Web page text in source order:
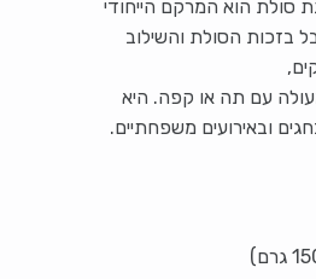
סולת הוא המרקם הייחודי
בזכות הסולת והשילוב
עם תה או קפה. היא
ובאירועים משפחתיים.